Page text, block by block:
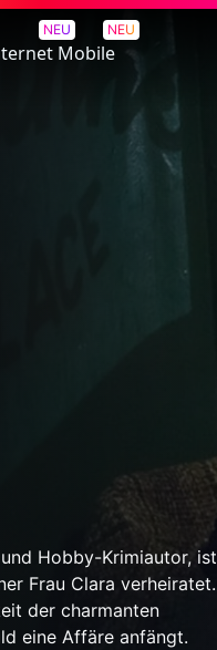
NEU NEU
Mobile
Hobby-Krimiautor, ist
Frau Clara verheiratet.
der charmanten
eine Affäre anfängt.